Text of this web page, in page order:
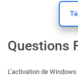
Questions
L’activation de